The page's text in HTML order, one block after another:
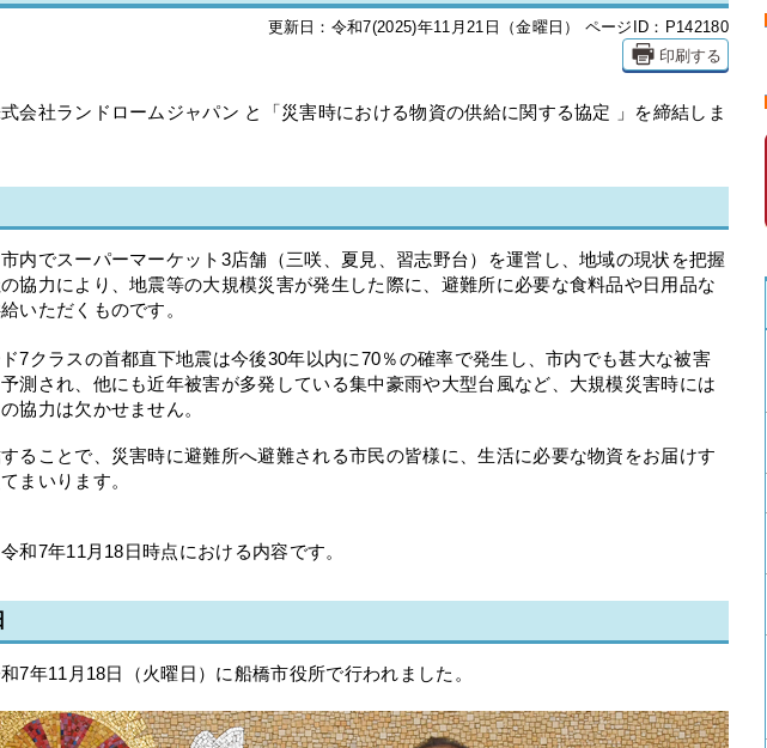
更新日：令和7(2025)年11月21日（金曜日） ページID：P142180
印刷する
会社ランドロームジャパン と「災害時における物資の供給に関する協定 」を締結しま
内でスーパーマーケット3店舗（三咲、夏見、習志野台）を運営し、地域の現状を把握
協力により、地震等の大規模災害が発生した際に、避難所に必要な食料品や日用品な
いただくものです。
7クラスの首都直下地震は今後30年以内に70％の確率で発生し、市内でも甚大な被害
測され、他にも近年被害が多発している集中豪雨や大型台風など、大規模災害時には
協力は欠かせません。
ることで、災害時に避難所へ避難される市民の皆様に、生活に必要な物資をお届けす
まいります。
和7年11月18日時点における内容です。
7年11月18日（火曜日）に船橋市役所で行われました。